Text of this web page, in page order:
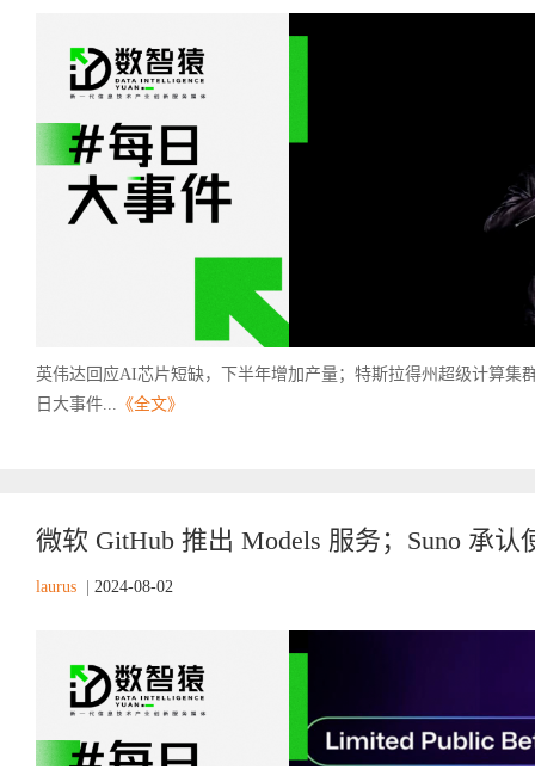
英伟达回应AI芯片短缺，下半年增加产量；特斯拉得州超级计算集
日大事件... 《全文》
微软 GitHub 推出 Models 服务；Suno 承认
laurus 2024-08-02